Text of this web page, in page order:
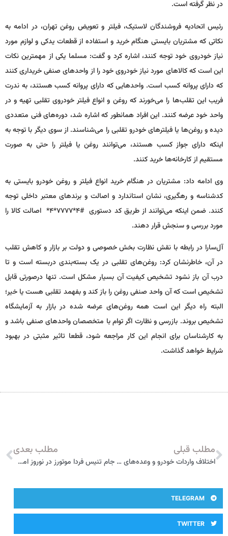
در نظر گرفته است.
رئیس اتحادیه فروشندگان لاستیک، فیلتر و تعویض روغن تهران، در ادامه به
نکاتی که مشتریان بایستی هنگام خرید و استفاده از قطعات یدکی و لوازم مورد
نیاز خودروی خود توجه کنند، اشاره کرد و گفت: مسلما یکی از مهمترین نکات
این است که کالاهای مورد نیاز خودروی خود را از واحدهای صنفی خریداری کنند
که دارای پروانه کسب است. واحدهایی که دارای پروانه کسب هستند، به ندرت
فریب این تقلب‌ها را می‌خورند که روغن و انواع فیلتر خودروی تقلبی تهیه و در
واحد خود عرضه کنند. این افراد همانطور که اشاره شد، دوره‌های فنی متعددی
دیده‌ و روغن‌ها یا فیلترهای خودرو تقلبی را می‌شناسند. از سوی دیگر با توجه به
اینکه دارای جواز کسب هستند، می‌توانند روغن یا فیلتر را حتی به صورت
مستقیم از کارخانه‌ها خرید کنند.
وی ادامه‌ داد: مشتریان در هنگام خرید انواع فیلتر و روغن خودرو بایستی به
کدشناسه و رهگیری، نشان استاندارد و اصالت و برندهای معتبر داخلی توجه
کنند. ضمن اینکه می‌توانند از طریق کد دستوری #۴*٧٧٧٧*۴* اصالت کالا را
مورد بررسی و سنجش قرار دهند.
آل‌سارا در رابطه با نقش نظارت بخش خصوصی و دولت بر بازار و کاهش تقلب
در آن، خاطرنشان کرد: روغن‌های تقلبی در یک بسته‌بندی دربسته است و تا
درب آن باز نشود تشخیص کیفیت آن بسیار مشکل است. تنها درصورتی قابل
تشخیص است که آن واحد صنفی روغن را باز کند و بفهمد تقلبی هست یا خیر؛
البته راه دیگر این است همه روغن‌های عرضه شده در بازار به آزمایشگاه
تشخیص بروند. بازرسی و نظارت اگر توام با متخصصان واحدهای صنفی باشد و
به کارشناسان برای انجام این کار مراجعه شود، قطعا تاثیر مثبتی در بهبود
شرایط خواهد گذاشت.
مطلب قبلی
اختلاف واردات خودرو و وعده‌های دولت چقدر است؟
مطلب بعدی
جام تنیس فردا موتورز در نوروز امسال
TELEGRAM
TWITTER